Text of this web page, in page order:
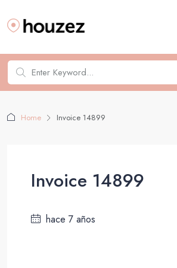
Home Invoice 14899
Invoice 14899
hace 7 años